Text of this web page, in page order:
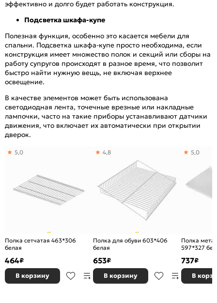
эффективно и долго будет работать конструкция.
Подсветка шкафа-купе
Полезная функция, особенно это касается мебели для
спальни. Подсветка шкафа-купе просто необходима, если
конструкция имеет множество полок и секций или сборы на
работу супругов происходят в разное время, что позволит
быстро найти нужную вещь, не включая верхнее
освещение.
В качестве элементов может быть использована
светодиодная лента, точечные врезные или накладные
лампочки, часто на такие приборы устанавливают датчики
движения, что включает их автоматически при открытии
дверок.
Полка сетчатая 463*306
белая
5,0
464₽
В корзину
Полка для обуви 603*406
белая
4,8
653₽
В корзину
Полка
597*327
5,0
737₽
В